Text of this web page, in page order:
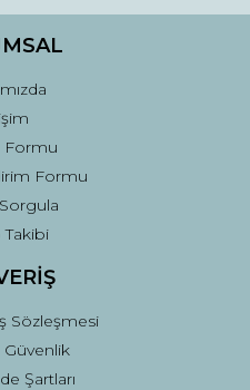
Formu
Formu
Takibi
Sözleşmesi
Güvenlik
Şartları